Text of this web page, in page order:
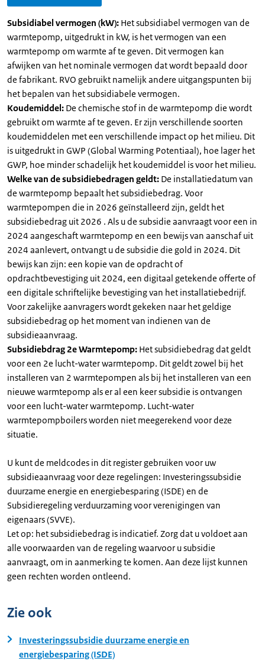
Subsidiabel vermogen (kW): Het subsidiabel vermogen van de
warmtepomp, uitgedrukt in kW, is het vermogen van een
warmtepomp om warmte af te geven. Dit vermogen kan
afwijken van het nominale vermogen dat wordt bepaald door
de fabrikant. RVO gebruikt namelijk andere uitgangspunten bij
het bepalen van het subsidiabele vermogen.
Koudemiddel: De chemische stof in de warmtepomp die wordt
gebruikt om warmte af te geven. Er zijn verschillende soorten
koudemiddelen met een verschillende impact op het milieu. Dit
is uitgedrukt in GWP (Global Warming Potentiaal), hoe lager het
GWP, hoe minder schadelijk het koudemiddel is voor het milieu.
Welke van de subsidiebedragen geldt: De installatiedatum van
de warmtepomp bepaalt het subsidiebedrag. Voor
warmtepompen die in 2026 geïnstalleerd zijn, geldt het
subsidiebedrag uit 2026 . Als u de subsidie aanvraagt voor een in
2024 aangeschaft warmtepomp en een bewijs van aanschaf uit
2024 aanlevert, ontvangt u de subsidie die gold in 2024. Dit
bewijs kan zijn: een kopie van de opdracht of
opdrachtbevestiging uit 2024, een digitaal getekende offerte of
een digitale schriftelijke bevestiging van het installatiebedrijf.
Voor zakelijke aanvragers wordt gekeken naar het geldige
subsidiebedrag op het moment van indienen van de
subsidieaanvraag.
Subsidiebdrag 2e Warmtepomp: Het subsidiebedrag dat geldt
voor een 2e lucht-water warmtepomp. Dit geldt zowel bij het
installeren van 2 warmtepompen als bij het installeren van een
nieuwe warmtepomp als er al een keer subsidie is ontvangen
voor een lucht-water warmtepomp. Lucht-water
warmtepompboilers worden niet meegerekend voor deze
situatie.
U kunt de meldcodes in dit register gebruiken voor uw
subsidieaanvraag voor deze regelingen: Investeringssubsidie
duurzame energie en energiebesparing (ISDE) en de
Subsidieregeling verduurzaming voor verenigingen van
eigenaars (SVVE).
Let op: het subsidiebedrag is indicatief. Zorg dat u voldoet aan
alle voorwaarden van de regeling waarvoor u subsidie
aanvraagt, om in aanmerking te komen. Aan deze lijst kunnen
geen rechten worden ontleend.
Zie ook
Investeringssubsidie duurzame energie en
energiebesparing (ISDE)